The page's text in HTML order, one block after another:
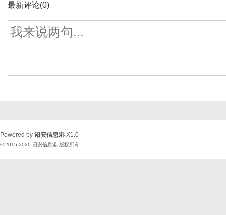
最新评论(0)
Powered by 诏安信息港 X1.0
© 2015-2020 诏安信息港 版权所有